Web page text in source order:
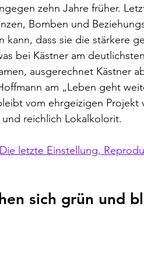
zehn Jahre früher.
Bomben und
kann, dass sie die stärkere
bei Kästner am
ausgerechnet Kästner
am „Leben geht
vom ehrgeizigen Projekt
reichlich Lokalkolorit.
letzte Einstellung,
sich grün und